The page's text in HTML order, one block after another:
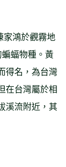
家鴻於觀霧地
蝠物種。黃
得名，為台灣
在台灣屬於相
溪流附近，其